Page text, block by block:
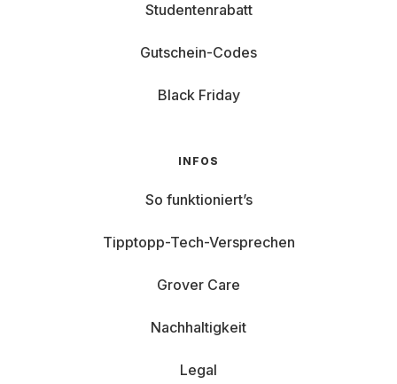
Studentenrabatt
Gutschein-Codes
Black Friday
INFOS
So funktioniert’s
Tipptopp-Tech-Versprechen
Grover Care
Nachhaltigkeit
Legal